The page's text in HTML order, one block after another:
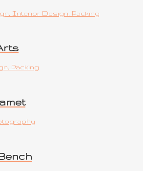
Interior Design, Packing
Packing